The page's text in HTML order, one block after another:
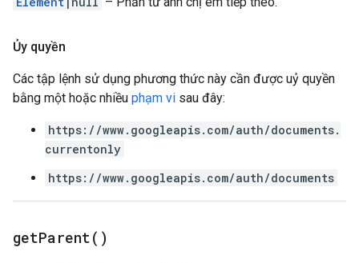
Ủy quyền
Các tập lệnh sử dụng phương thức này cần được uỷ quyền
bằng một hoặc nhiều phạm vi sau đây:
https://www.googleapis.com/auth/documents.
currentonly
https://www.googleapis.com/auth/documents
getParent( )